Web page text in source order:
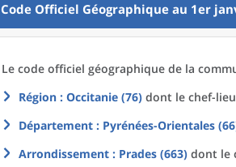
Code Officiel Géographique au 1er
Le code officiel géographique de la
Région : Occitanie (76) dont le chef-
Département : Pyrénées-Orientales
Arrondissement : Prades (663) dont le